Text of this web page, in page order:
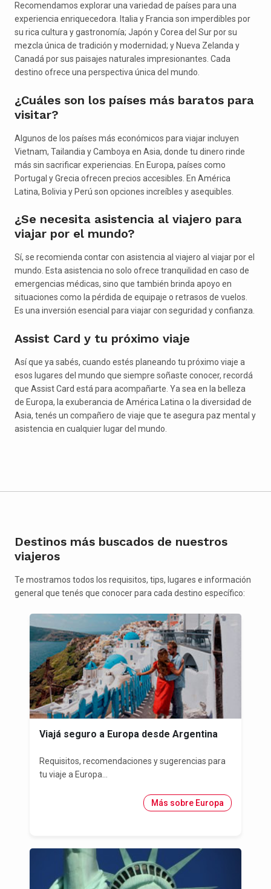
Recomendamos explorar una variedad de países para una
experiencia enriquecedora. Italia y Francia son imperdibles por
su rica cultura y gastronomía; Japón y Corea del Sur por su
mezcla única de tradición y modernidad; y Nueva Zelanda y
Canadá por sus paisajes naturales impresionantes. Cada
destino ofrece una perspectiva única del mundo.
¿Cuáles son los países más baratos para
visitar?
Algunos de los países más económicos para viajar incluyen
Vietnam, Tailandia y Camboya en Asia, donde tu dinero rinde
más sin sacrificar experiencias. En Europa, países como
Portugal y Grecia ofrecen precios accesibles. En América
Latina, Bolivia y Perú son opciones increíbles y asequibles.
¿Se necesita asistencia al viajero para
viajar por el mundo?
Sí, se recomienda contar con asistencia al viajero al viajar por el
mundo. Esta asistencia no solo ofrece tranquilidad en caso de
emergencias médicas, sino que también brinda apoyo en
situaciones como la pérdida de equipaje o retrasos de vuelos.
Es una inversión esencial para viajar con seguridad y confianza.
Assist Card y tu próximo viaje
Así que ya sabés, cuando estés planeando tu próximo viaje a
esos lugares del mundo que siempre soñaste conocer, recordá
que Assist Card está para acompañarte. Ya sea en la belleza
de Europa, la exuberancia de América Latina o la diversidad de
Asia, tenés un compañero de viaje que te asegura paz mental y
asistencia en cualquier lugar del mundo.
Destinos más buscados de nuestros
viajeros
Te mostramos todos los requisitos, tips, lugares e información
general que tenés que conocer para cada destino específico:
Viajá seguro a Europa desde Argentina
Requisitos, recomendaciones y sugerencias para
tu viaje a Europa...
Más sobre Europa